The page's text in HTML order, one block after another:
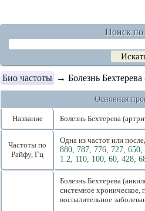
Поиск по
Био частоты → Болезнь
Основная
Название Болезнь Бехтерева
Частоты по
Райфу, Гц
Одна из частот или
880, 787, 776, 727,
1.2, 110, 100, 60, 428,
Болезнь Бехтерева
системное хроническое,
воспалительное